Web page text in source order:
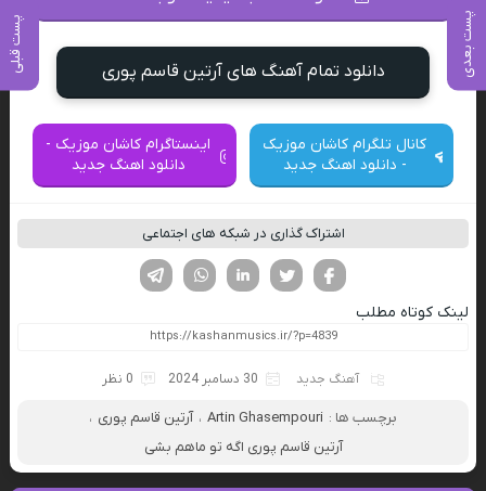
پست بعدی پست قبلی دانلود تمام آهنگ های آرتین قاسم پوری
کانال تلگرام کاشان موزیک
- دانلود اهنگ جدید
اینستاگرام کاشان موزیک -
دانلود اهنگ جدید
اشتراک گذاری در شبکه های اجتماعی
لینکدین تویتر
فیسوک
لینک کوتاه مطلب
آهنگ جدید 30 دسامبر 2024 0 نظر
برچسب ها : Artin Ghasempouri ، آرتین قاسم پوری ،
آرتین قاسم پوری اگه تو ماهم بشی